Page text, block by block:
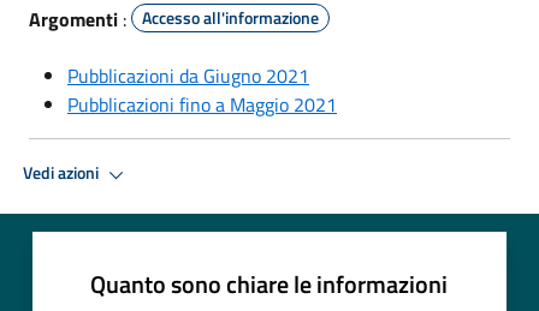
Argomenti : Accesso all'informazione
Pubblicazioni da Giugno 2021
Pubblicazioni fino a Maggio 2021
Vedi azioni
Quanto sono chiare le informazioni